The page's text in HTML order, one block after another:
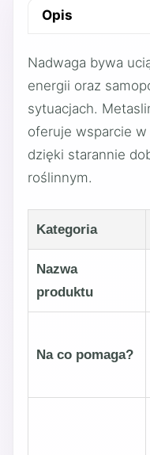
Opis
Nadwaga bywa
energii oraz
sytuacjach.
oferuje wsparcie w
dzięki starannie
roślinnym.
Kategoria
Nazwa
produktu
Na co pomaga?